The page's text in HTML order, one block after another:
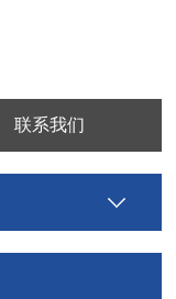
联系我们